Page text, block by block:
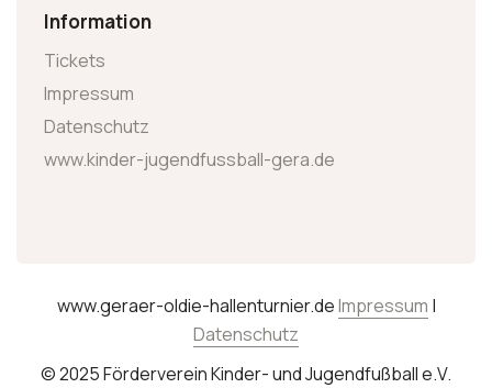
Information
Tickets
Impressum
Datenschutz
www.kinder-jugendfussball-gera.de
www.geraer-oldie-hallenturnier.deImpressum |
Datenschutz
© 2025 Förderverein Kinder- und Jugendfußball e.V.